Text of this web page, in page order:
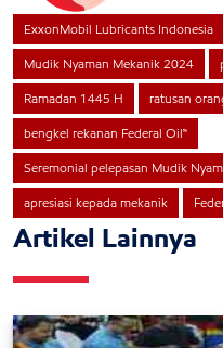
ExxonMobil Lubricants Indonesia
Mudik Nyaman Mekanik 2024
Ramadan 1445 H ratusan
bengkel rekanan Federal Oil™
Seremonial pelepasan Mudik
apresiasi kepada mekanik
Artikel Lainnya